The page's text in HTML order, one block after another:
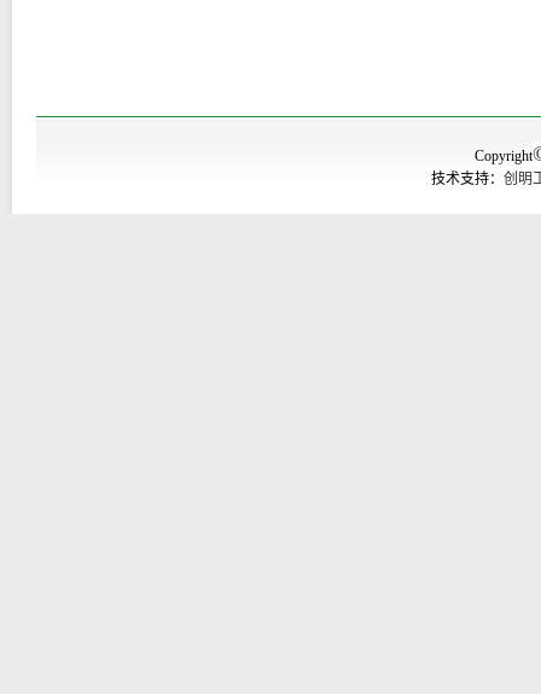
Copyright
技术支持：创明